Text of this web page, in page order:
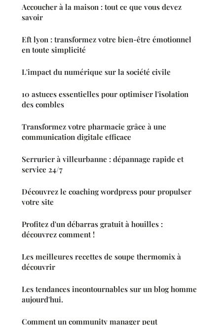
Accoucher à la maison : tout ce que vous devez
savoir
Eft lyon : transformez votre bien-être émotionnel
en toute simplicité
L'impact du numérique sur la société civile
10 astuces essentielles pour optimiser l'isolation
des combles
Transformez votre pharmacie grâce à une
communication digitale efficace
Serrurier à villeurbanne : dépannage rapide et
service 24/7
Découvrez le coaching wordpress pour propulser
votre site
Profitez d'un débarras gratuit à houilles :
découvrez comment !
Les meilleures recettes de soupe thermomix à
découvrir
Les tendances incontournables sur un blog homme
aujourd'hui.
Comment un community manager peut